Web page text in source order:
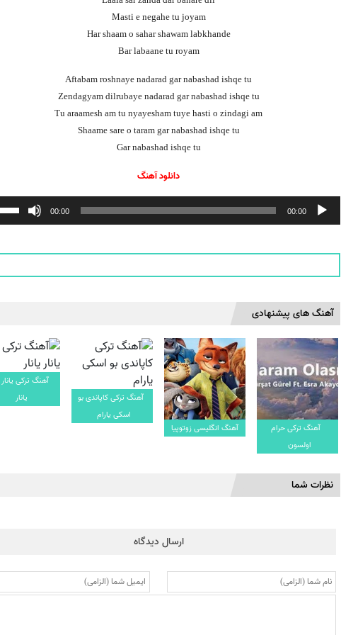
Masti e negahe tu joyam
Har shaam o sahar shawam labkhande
Bar labaane tu royam
Aftabam roshnaye nadarad gar nabashad ishqe tu
Zendagyam dilrubaye nadarad gar nabashad ishqe tu
Tu araamesh am tu nyayesham tuye hasti o zindagi am
Shaame sare o taram gar nabashad ishqe tu
Gar nabashad ishqe tu
دانلود آهنگ
پخش‌کننده
صوت
00:00
00:00
آهنگ های پیشنهادی
آهنگ ترکی حرام
اولسون
آهنگ انگلیسی زوتوپیا
آهنگ ترکی کاپاندی بو
اسکی یارام
آهنگ ترکی یانار
یانار
نظرات شما
ارسال دیدگاه